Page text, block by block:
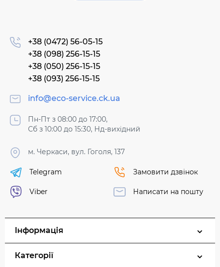
+38 (0472) 56-05-15
+38 (098) 256-15-15
+38 (050) 256-15-15
+38 (093) 256-15-15
info@eco-service.ck.ua
Пн-Пт з 08:00 до 17:00,
Сб з 10:00 до 15:30, Нд-вихідний
м. Черкаси, вул. Гоголя, 137
Telegram
Viber
Замовити дзвінок
Написати на пошту
Інформація
Категорії